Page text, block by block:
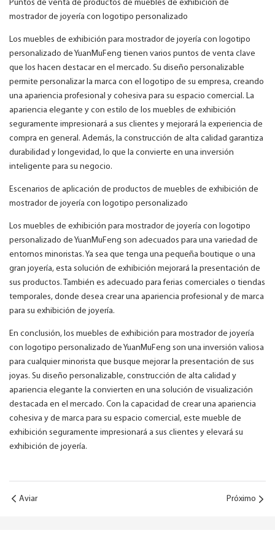
Puntos de venta de productos de muebles de exhibición de
mostrador de joyería con logotipo personalizado
Los muebles de exhibición para mostrador de joyería con logotipo
personalizado de YuanMuFeng tienen varios puntos de venta clave
que los hacen destacar en el mercado. Su diseño personalizable
permite personalizar la marca con el logotipo de su empresa, creando
una apariencia profesional y cohesiva para su espacio comercial. La
apariencia elegante y con estilo de los muebles de exhibición
seguramente impresionará a sus clientes y mejorará la experiencia de
compra en general. Además, la construcción de alta calidad garantiza
durabilidad y longevidad, lo que la convierte en una inversión
inteligente para su negocio.
Escenarios de aplicación de productos de muebles de exhibición de
mostrador de joyería con logotipo personalizado
Los muebles de exhibición para mostrador de joyería con logotipo
personalizado de YuanMuFeng son adecuados para una variedad de
entornos minoristas. Ya sea que tenga una pequeña boutique o una
gran joyería, esta solución de exhibición mejorará la presentación de
sus productos. También es adecuado para ferias comerciales o tiendas
temporales, donde desea crear una apariencia profesional y de marca
para su exhibición de joyería.
En conclusión, los muebles de exhibición para mostrador de joyería
con logotipo personalizado de YuanMuFeng son una inversión valiosa
para cualquier minorista que busque mejorar la presentación de sus
joyas. Su diseño personalizable, construcción de alta calidad y
apariencia elegante la convierten en una solución de visualización
destacada en el mercado. Con la capacidad de crear una apariencia
cohesiva y de marca para su espacio comercial, este mueble de
exhibición seguramente impresionará a sus clientes y elevará su
exhibición de joyería.
Aviar Próximo